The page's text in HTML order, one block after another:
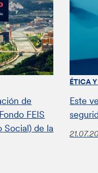
de
FEIS
de la
ÉTICA
Este